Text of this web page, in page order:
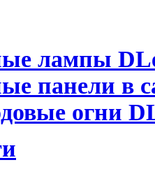
лампы
панели в
огни